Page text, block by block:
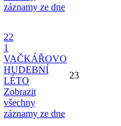
záznamy ze dne
22
1
VAČKÁŘOVO
HUDEBNÍ
LÉTO
Zobrazit
všechny
záznamy ze dne
23